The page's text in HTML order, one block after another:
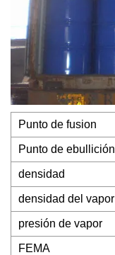
Punto de fusion
Punto de ebullición
densidad
densidad del vapor
presión de vapor
FEMA